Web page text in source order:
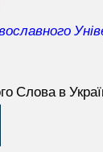
Слова в